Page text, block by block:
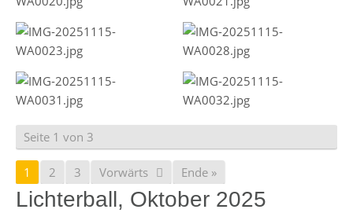
Seite 1 von 3
1 2 3 Vorwärts Ende »
Lichterball, Oktober 2025